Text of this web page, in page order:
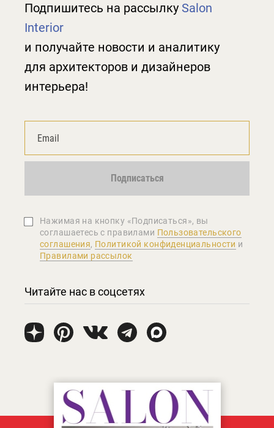
Подпишитесь на рассылку Salon
Interior
и получайте новости и аналитику
для архитекторов и дизайнеров
интерьера!
Подписаться
Нажимая на кнопку «Подписаться», вы
соглашаетеcь с правилами Пользовательского
соглашения, Политикой конфиденциальности и
Правилами рассылок
Читайте нас в соцсетях